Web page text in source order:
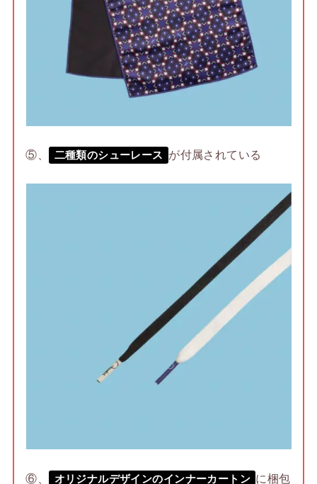
⑤、 二種類のシューレース が付属されている
⑥、 オリジナルデザインのインナーカートン に梱包